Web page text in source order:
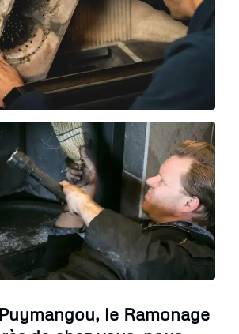
le Ramonage